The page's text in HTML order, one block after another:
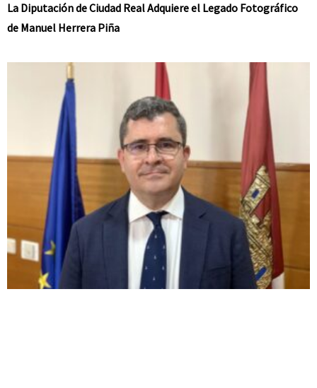
La Diputación de Ciudad Real Adquiere el Legado Fotográfico
de Manuel Herrera Piña